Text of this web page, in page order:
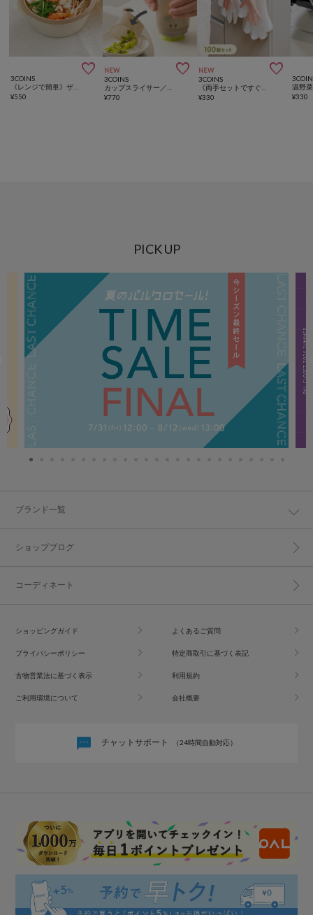

3COINS
¥550
NEW 
3COINS
¥770
NEW 
3COINS
¥330 ¥330
PICK UP
ブランド一覧
ショップブログ
コーディネート
ショッピングガイド よくあるご質問
プライバシーポリシー 特定商取引に基づく表記
古物営業法に基づく表示 利用規約
ご利用環境について 会社概要
チャットサポート （24時間自動対応）